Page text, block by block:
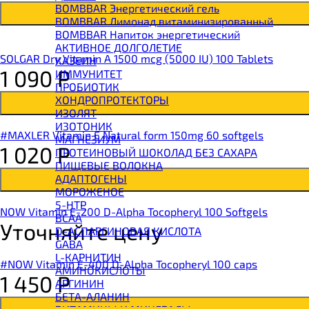
BOMBBAR Энергетический гель
BOMBBAR Лимонад витаминизированный
BOMBBAR Напиток энергетический
АКТИВНОЕ ДОЛГОЛЕТИЕ
КАЗЕИН
ИММУНИТЕТ
ПРОБИОТИК
ХОНДРОПРОТЕКТОРЫ
ИЗОЛЯТ
ИЗОТОНИК
МАГНЕЗИУМ
ПРОТЕИНОВЫЙ ШОКОЛАД БЕЗ САХАРА
ПИЩЕВЫЕ ВОЛОКНА
АДАПТОГЕНЫ
МОРОЖЕНОЕ
5-HTP
BCAA
D-АСПАРГИНОВАЯ КИСЛОТА
GABA
L-КАРНИТИН
АМИНОКИСЛОТЫ
АРГИНИН
БЕТА-АЛАНИН
SOLGAR Dry Vitamin A 1500 mcg (5000 IU) 100 Tablets
1 090Р
#MAXLER Vitamin E Natural form 150mg 60 softgels
1 020Р
NOW Vitamin E-200 D-Alpha Tocopheryl 100 Softgels
Уточняйте цену
#NOW Vitamin E-400 D-Alpha Tocopheryl 100 caps
1 450Р